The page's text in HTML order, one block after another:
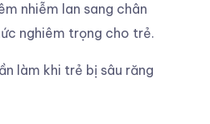
nhiễm lan sang chân
nghiêm trọng cho trẻ.